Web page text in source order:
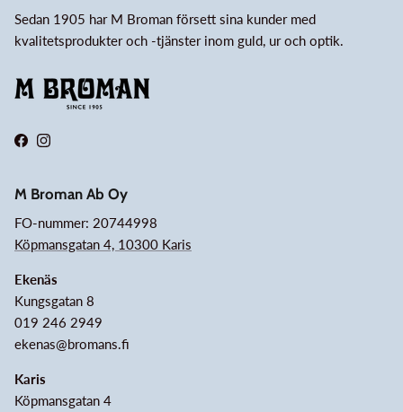
Sedan 1905 har M Broman försett sina kunder med
kvalitetsprodukter och -tjänster inom guld, ur och optik.
FacebookInstagram
M Broman Ab Oy
FO-nummer: 20744998
Köpmansgatan 4, 10300 Karis
Ekenäs
Kungsgatan 8
019 246 2949
ekenas@bromans.fi
Karis
Köpmansgatan 4